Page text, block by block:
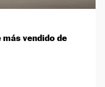
vendido de